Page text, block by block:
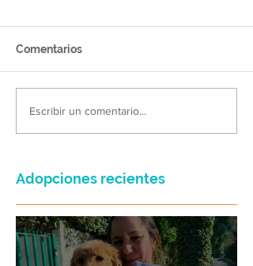
Comentarios
Escribir un comentario...
Adopciones recientes